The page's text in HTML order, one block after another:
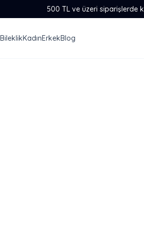
500 TL ve üzeri siparişlerde
KadınErkekBlog